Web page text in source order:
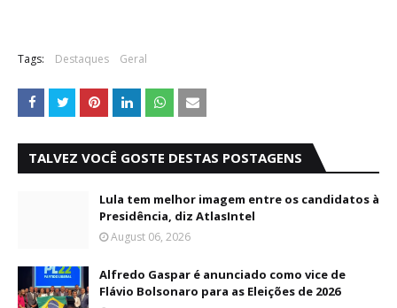
Tags: Destaques Geral
TALVEZ VOCÊ GOSTE DESTAS POSTAGENS
Lula tem melhor imagem entre os candidatos à
Presidência, diz AtlasIntel
August 06, 2026
Alfredo Gaspar é anunciado como vice de
Flávio Bolsonaro para as Eleições de 2026